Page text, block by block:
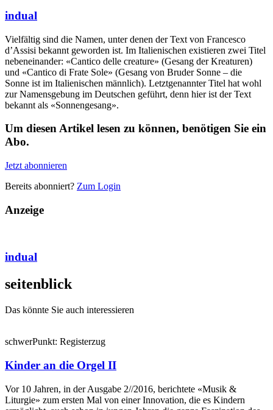
indual
Vielfältig sind die Namen, unter denen der Text von Francesco
d’Assisi bekannt geworden ist. Im Italienischen existieren zwei Titel
nebeneinander: «Cantico delle creature» (Gesang der Kreaturen)
und «Cantico di Frate Sole» (Gesang von Bruder Sonne – die
Sonne ist im Italienischen männlich). Letztgenannter Titel hat wohl
zur Namensgebung im Deutschen geführt, denn hier ist der Text
bekannt als «Sonnengesang».
Um diesen Artikel lesen zu können, benötigen Sie ein
Abo.
Jetzt abonnieren
Bereits abonniert? Zum Login
Anzeige
indual
seitenblick
Das könnte Sie auch interessieren
schwerPunkt: Registerzug
Kinder an die Orgel II
Vor 10 Jahren, in der Ausgabe 2//2016, berichtete «Musik &
Liturgie» zum ersten Mal von einer Innovation, die es Kindern